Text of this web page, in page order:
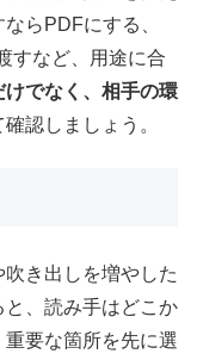
らPDFにする、
すなど、用途に合
けでなく、相手の環
認しましょう。
き出しを増やした
と、読み手はどこか
要な箇所を先に選